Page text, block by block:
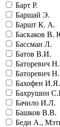
Барт Р.
Баршай Э.
Баршт К. А.
Баскаков В.
Бассман Л.
Батов В.И.
Баторевич
Баторевич
Бахофен И.Я.
Бахрушин
Бачило И.Л.
Башков В.В.
Беди А.,